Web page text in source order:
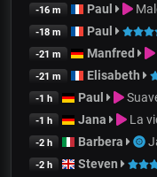
-16 m Paul
-18 m Paul
-21 m Manfred
-21 m Elisabeth
-1 h Paul
-1 h Jana La
-2 h Barbera
-2 h Steven